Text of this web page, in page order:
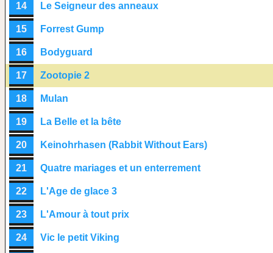
14 Le Seigneur des anneaux
15 Forrest Gump
16 Bodyguard
17 Zootopie 2
18 Mulan
19 La Belle et la bête
20 Keinohrhasen (Rabbit Without Ears)
21 Quatre mariages et un enterrement
22 L'Age de glace 3
23 L'Amour à tout prix
24 Vic le petit Viking